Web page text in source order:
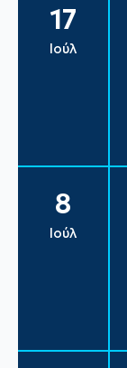
17
Ιούλ
8
Ιούλ